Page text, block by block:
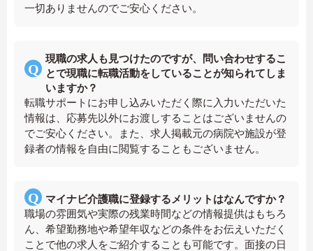
一切ありませんのでご安心ください。
現職の求人も見つけたのですが、問い合わせするこ
とで現職に転職活動をしていることが知られてしま
いますか？
転職サポートにお申し込みいただく際に入力いただいた
情報は、応募先以外にお渡しすることはございませんの
でご安心ください。また、求人掲載元の病院や施設が登
録者の情報を自由に閲覧することもございません。
マイナビ介護職に登録するメリットはなんですか？
職場の雰囲気や実際の残業時間などの情報提供はもちろ
ん、希望勤務地や希望年収などの条件をお伝えいただく
ことで他の求人をご紹介することも可能です。面接の日